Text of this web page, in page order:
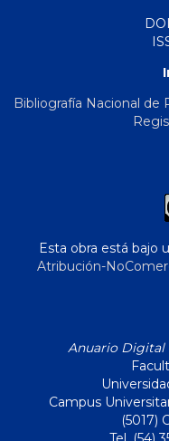
Bibliografía Nacional de
Esta obra está bajo
Atribución-
Anuario Digital
Campus
(5017)